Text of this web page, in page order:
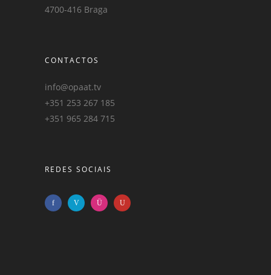
4700-416 Braga
CONTACTOS
info@opaat.tv
+351 253 267 185
+351 965 284 715
REDES SOCIAIS